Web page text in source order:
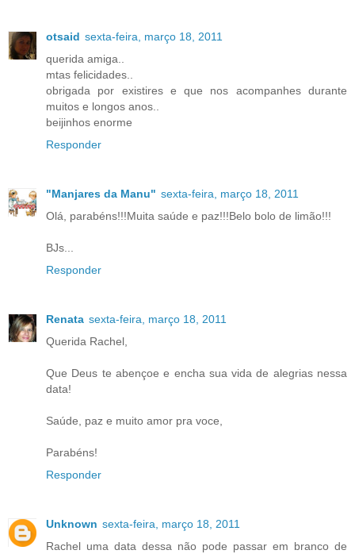
otsaid sexta-feira, março 18, 2011
querida amiga..
mtas felicidades..
obrigada por existires e que nos acompanhes durante
muitos e longos anos..
beijinhos enorme
Responder
"Manjares da Manu" sexta-feira, março 18, 2011
Olá, parabéns!!!Muita saúde e paz!!!Belo bolo de limão!!!
BJs...
Responder
Renata sexta-feira, março 18, 2011
Querida Rachel,
Que Deus te abençoe e encha sua vida de alegrias nessa
data!
Saúde, paz e muito amor pra voce,
Parabéns!
Responder
Unknown sexta-feira, março 18, 2011
Rachel uma data dessa não pode passar em branco de